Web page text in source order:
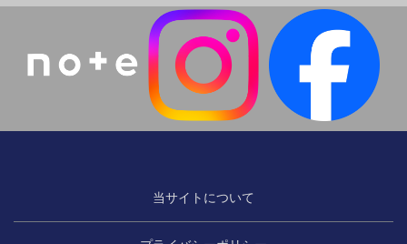
当サイトについて